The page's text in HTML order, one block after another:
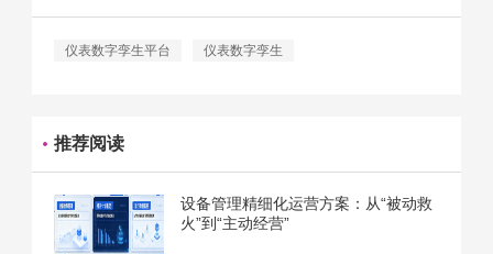
仪表数字孪生平台 仪表数字孪生
推荐阅读
设备管理精细化运营方案：从“被动救
火”到“主动经营”